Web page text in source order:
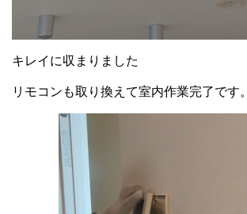
キレイに収まりました
リモコンも取り換えて室内作業完了です。